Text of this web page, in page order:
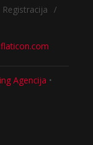
Registracija /
Agencija •